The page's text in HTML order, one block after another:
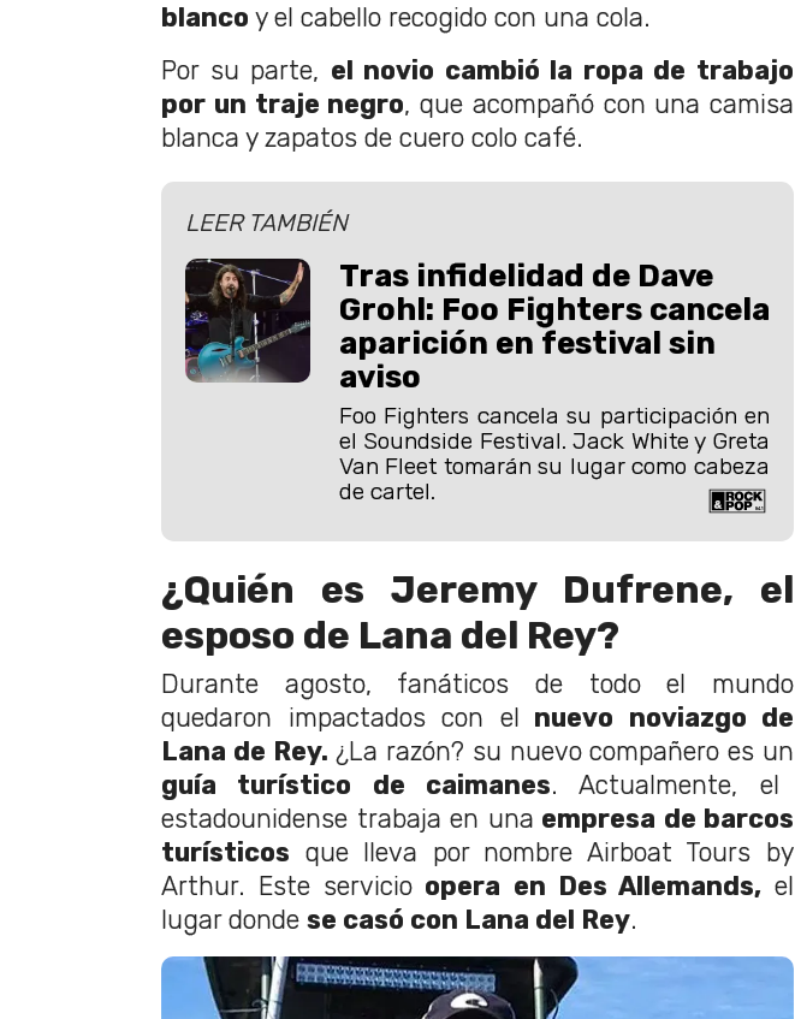
blanco y el cabello recogido con una cola.
Por su parte, el novio cambió la ropa de trabajo
por un traje negro, que acompañó con una camisa
blanca y zapatos de cuero colo café.
LEER TAMBIÉN
Tras infidelidad de Dave
Grohl: Foo Fighters cancela
aparición en festival sin
aviso
Foo Fighters cancela su participación en
el Soundside Festival. Jack White y Greta
Van Fleet tomarán su lugar como cabeza
de cartel.
¿Quién es Jeremy Dufrene, el
esposo de Lana del Rey?
Durante agosto, fanáticos de todo el mundo
quedaron impactados con el nuevo noviazgo de
Lana de Rey. ¿La razón? su nuevo compañero es un
guía turístico de caimanes. Actualmente, el
estadounidense trabaja en una empresa de barcos
turísticos que lleva por nombre Airboat Tours by
Arthur. Este servicio opera en Des Allemands,el
lugar donde se casó con Lana del Rey.